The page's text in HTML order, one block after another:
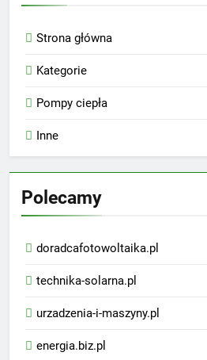
Strona główna
Kategorie
Pompy ciepła
Inne
Polecamy
doradcafotowoltaika.pl
technika-solarna.pl
urzadzenia-i-maszyny.pl
energia.biz.pl